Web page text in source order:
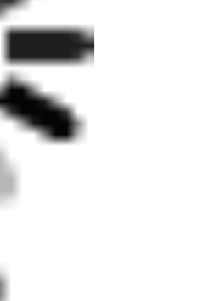
যেতে পারে, সহপারমিটেবল
রানিং ট্র্যাক
বিভিন্ন ক্রীড়া
এবং কর্মক্ষমতা
ব্যবহার করে।
তথ্য পেতে দয়া করে
পণ্য আবিষ্কার